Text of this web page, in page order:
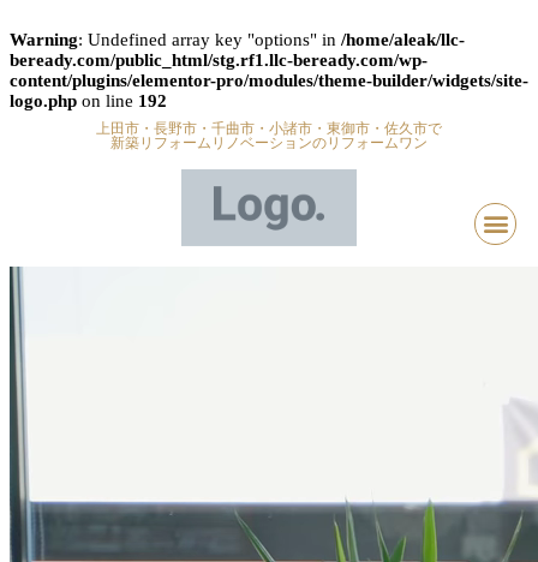
Warning: Undefined array key "options" in /home/aleak/llc-
beready.com/public_html/stg.rf1.llc-beready.com/wp-
content/plugins/elementor-pro/modules/theme-builder/widgets/site-
logo.php on line 192
上田市・長野市・千曲市・小諸市・東御市・佐久市で
新築リフォームリノベーションのリフォームワン